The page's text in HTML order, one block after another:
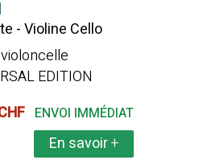
- Violine Cello
EDITION
ENVOI IMMÉDIAT
En savoir+